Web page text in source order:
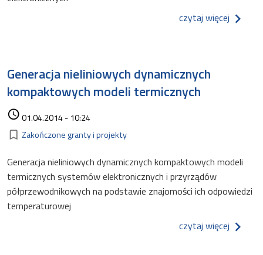
czytaj więcej o
Generacja nieliniowych dynamicznych
kompaktowych modeli termicznych
access_time01.04.2014 - 10:24
bookmark_border Kategorie
Zakończone granty i projekty
Generacja nieliniowych dynamicznych kompaktowych modeli
termicznych systemów elektronicznych i przyrządów
półprzewodnikowych na podstawie znajomości ich odpowiedzi
temperaturowej
czytaj więcej o